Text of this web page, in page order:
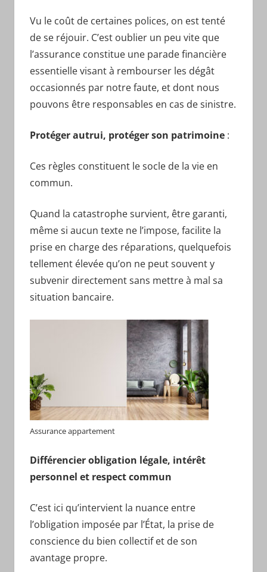
Vu le coût de certaines polices, on est tenté
de se réjouir. C’est oublier un peu vite que
l’assurance constitue une parade financière
essentielle visant à rembourser les dégât
occasionnés par notre faute, et dont nous
pouvons être responsables en cas de sinistre.
Protéger autrui, protéger son patrimoine:
Ces règles constituent le socle de la vie en
commun.
Quand la catastrophe survient, être garanti,
même si aucun texte ne l’impose, facilite la
prise en charge des réparations, quelquefois
tellement élevée qu’on ne peut souvent y
subvenir directement sans mettre à mal sa
situation bancaire.
Assurance appartement
Différencier obligation légale, intérêt
personnel et respect commun
C’est ici qu’intervient la nuance entre
l’obligation imposée par l’État, la prise de
conscience du bien collectif et de son
avantage propre.